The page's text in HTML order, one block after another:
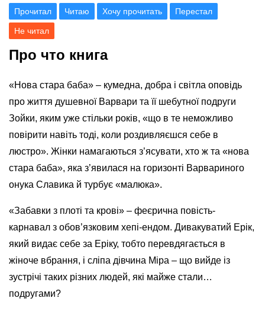
Прочитал Читаю Хочу прочитать Перестал
Не читал
Про что книга
«Нова стара баба» – кумедна, добра і світла оповідь
про життя душевної Варвари та її шебутної подруги
Зойки, яким уже стільки років, «що в те неможливо
повірити навіть тоді, коли роздивляєшся себе в
люстро». Жінки намагаються з’ясувати, хто ж та «нова
стара баба», яка з’явилася на горизонті Варвариного
онука Славика й турбує «малюка».
«Забавки з плоті та крові» – феєрична повість-
карнавал з обов’язковим хепі-ендом. Дивакуватий Ерік,
який видає себе за Еріку, тобто перевдягається в
жіноче вбрання, і сліпа дівчина Міра – що вийде із
зустрічі таких різних людей, які майже стали…
подругами?